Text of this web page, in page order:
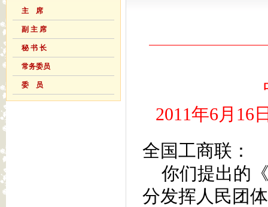
主 席
副 主 席
秘 书 长
常务委员
委 员
2011年6月16
全国工商联：
你们提出的
分发挥人民团